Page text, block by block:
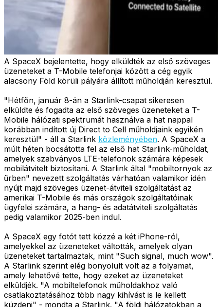
A SpaceX bejelentette, hogy elküldték az első szöveges
üzeneteket a T-Mobile telefonjai között a cég egyik
alacsony Föld körüli pályára állított műholdján keresztül.
"Hétfőn, január 8-án a Starlink-csapat sikeresen
elküldte és fogadta az első szöveges üzeneteket a T-
Mobile hálózati spektrumát használva a hat nappal
korábban indított új Direct to Cell műholdjaink egyikén
keresztül" - áll a Starlink közleményében. A SpaceX a
múlt héten bocsátotta fel az első hat Starlink-műholdat,
amelyek szabványos LTE-telefonok számára képesek
mobilátvitelt biztosítani. A Starlink által "mobiltornyok az
űrben" nevezett szolgáltatás várhatóan valamikor idén
nyújt majd szöveges üzenet-átviteli szolgáltatást az
amerikai T-Mobile és más országok szolgáltatóinak
ügyfelei számára, a hang- és adatátviteli szolgáltatás
pedig valamikor 2025-ben indul.
A SpaceX egy fotót tett közzé a két iPhone-ról,
amelyekkel az üzeneteket váltották, amelyek olyan
üzeneteket tartalmaztak, mint "Such signal, much wow".
A Starlink szerint elég bonyolult volt az a folyamat,
amely lehetővé tette, hogy ezeket az üzeneteket
elküldjék. "A mobiltelefonok műholdakhoz való
csatlakoztatásához több nagy kihívást is le kellett
küzdeni" - mondta a Starlink. "A földi hálózatokban a